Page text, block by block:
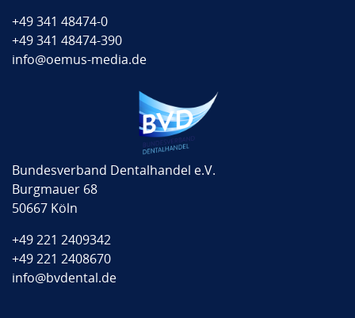
+49 341 48474-0
+49 341 48474-390
info@oemus-media.de
Bundesverband Dentalhandel e.V.
Burgmauer 68
50667 Köln
+49 221 2409342
+49 221 2408670
info@bvdental.de